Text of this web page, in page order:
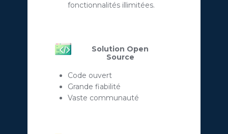
fonctionnalités illimitées.
Solution Open
Source
Code ouvert
Grande fiabilité
Vaste communauté